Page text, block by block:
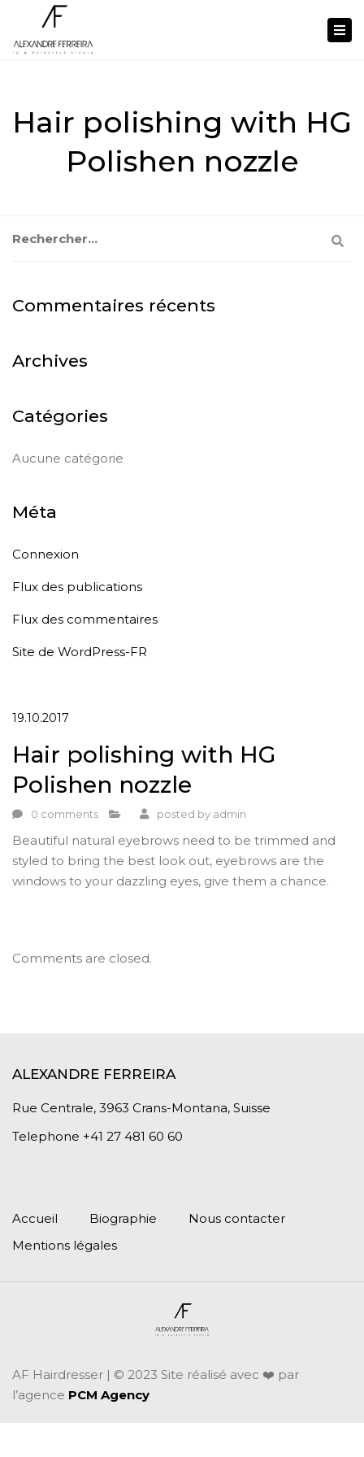
Hair polishing with HG
Polishen nozzle
Commentaires récents
Archives
Catégories
Aucune catégorie
Méta
Connexion
Flux des publications
Flux des commentaires
Site de WordPress-FR
19.10.2017
Hair polishing with HG
Polishen nozzle
0 comments posted by admin
Beautiful natural eyebrows need to be trimmed and
styled to bring the best look out, eyebrows are the
windows to your dazzling eyes, give them a chance.
Comments are closed.
ALEXANDRE FERREIRA
Rue Centrale, 3963 Crans-Montana, Suisse
Telephone +41 27 481 60 60
Accueil Biographie
Nous contacter
Mentions légales
AF Hairdresser | © 2023 Site réalisé avec ❤️ par
l’agence PCM Agency